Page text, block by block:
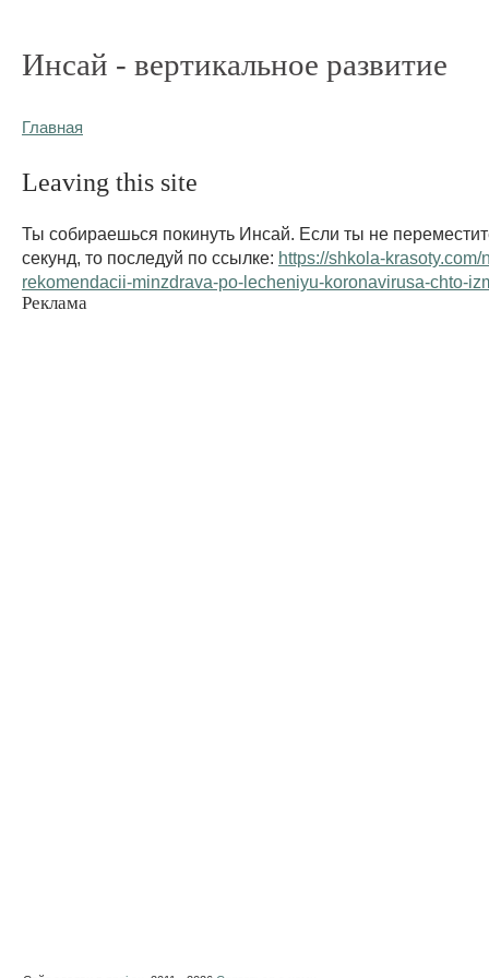
Инсай - вертикальное развитие
Главная
Leaving this site
Ты собираешься покинуть Инсай. Если ты не
секунд, то последуй по ссылке: https://shkola-krasoty.com/
rekomendacii-minzdrava-po-lecheniyu-koronavirusa-chto-
Реклама